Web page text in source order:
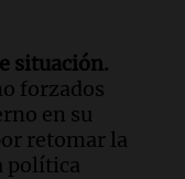
situación.
forzados
en su
retomar la
política